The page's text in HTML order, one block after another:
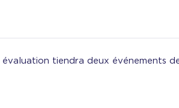
tiendra deux événements